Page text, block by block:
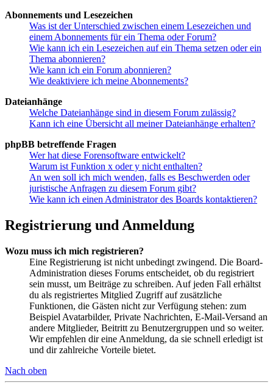
Abonnements und Lesezeichen
Was ist der Unterschied zwischen einem Lesezeichen und
einem Abonnements für ein Thema oder Forum?
Wie kann ich ein Lesezeichen auf ein Thema setzen oder ein
Thema abonnieren?
Wie kann ich ein Forum abonnieren?
Wie deaktiviere ich meine Abonnements?
Dateianhänge
Welche Dateianhänge sind in diesem Forum zulässig?
Kann ich eine Übersicht all meiner Dateianhänge erhalten?
phpBB betreffende Fragen
Wer hat diese Forensoftware entwickelt?
Warum ist Funktion x oder y nicht enthalten?
An wen soll ich mich wenden, falls es Beschwerden oder
juristische Anfragen zu diesem Forum gibt?
Wie kann ich einen Administrator des Boards kontaktieren?
Registrierung und Anmeldung
Wozu muss ich mich registrieren?
Eine Registrierung ist nicht unbedingt zwingend. Die Board-
Administration dieses Forums entscheidet, ob du registriert
sein musst, um Beiträge zu schreiben. Auf jeden Fall erhältst
du als registriertes Mitglied Zugriff auf zusätzliche
Funktionen, die Gästen nicht zur Verfügung stehen: zum
Beispiel Avatarbilder, Private Nachrichten, E-Mail-Versand an
andere Mitglieder, Beitritt zu Benutzergruppen und so weiter.
Wir empfehlen dir eine Anmeldung, da sie schnell erledigt ist
und dir zahlreiche Vorteile bietet.
Nach oben